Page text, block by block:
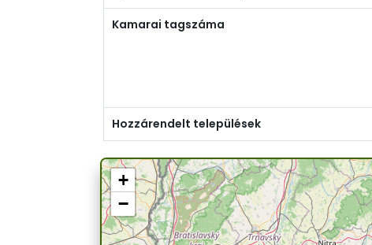
Kamarai tagszáma
Hozzárendelt települések
+
−